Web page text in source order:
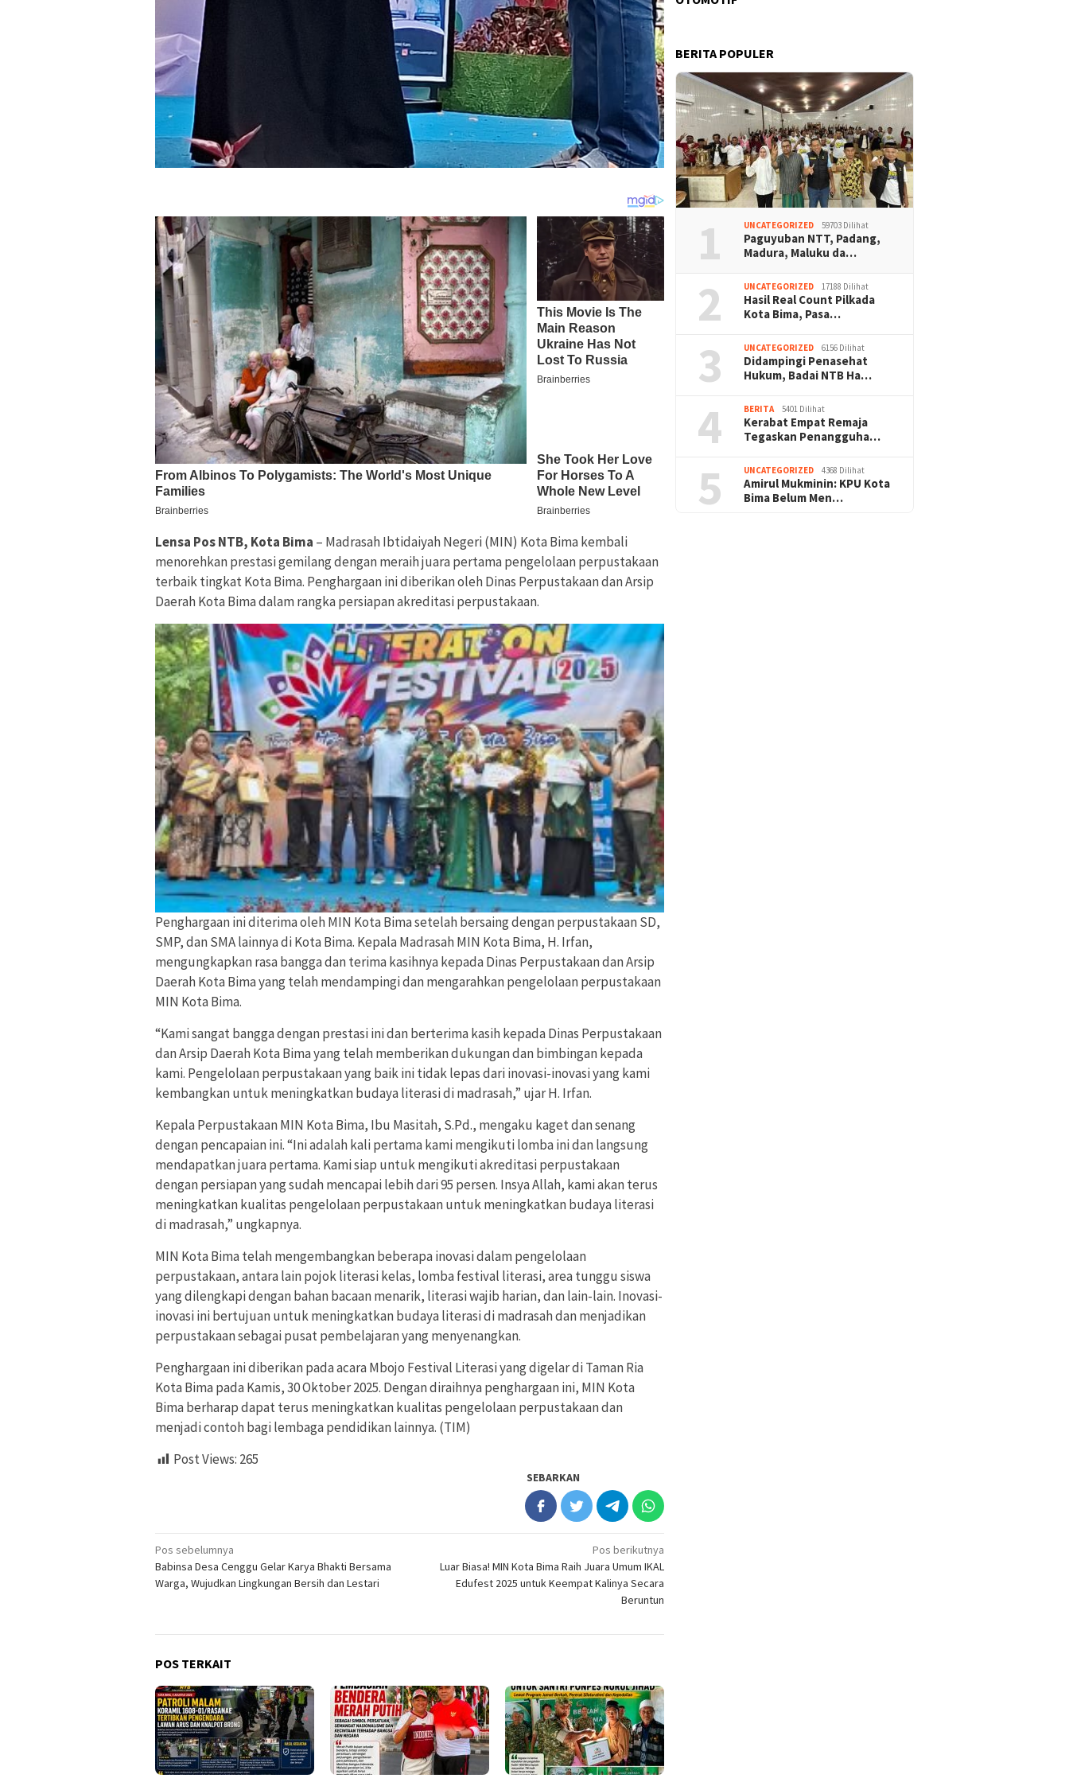
Lensa Pos NTB, Kota Bima – Madrasah Ibtidaiyah Negeri (MIN) Kota Bima kembali
menorehkan prestasi gemilang dengan meraih juara pertama pengelolaan perpustakaan
terbaik tingkat Kota Bima. Penghargaan ini diberikan oleh Dinas Perpustakaan dan Arsip
Daerah Kota Bima dalam rangka persiapan akreditasi perpustakaan.
Penghargaan ini diterima oleh MIN Kota Bima setelah bersaing dengan perpustakaan SD,
SMP, dan SMA lainnya di Kota Bima. Kepala Madrasah MIN Kota Bima, H. Irfan,
mengungkapkan rasa bangga dan terima kasihnya kepada Dinas Perpustakaan dan Arsip
Daerah Kota Bima yang telah mendampingi dan mengarahkan pengelolaan perpustakaan
MIN Kota Bima.
“Kami sangat bangga dengan prestasi ini dan berterima kasih kepada Dinas Perpustakaan
dan Arsip Daerah Kota Bima yang telah memberikan dukungan dan bimbingan kepada
kami. Pengelolaan perpustakaan yang baik ini tidak lepas dari inovasi-inovasi yang kami
kembangkan untuk meningkatkan budaya literasi di madrasah,” ujar H. Irfan.
Kepala Perpustakaan MIN Kota Bima, Ibu Masitah, S.Pd., mengaku kaget dan senang
dengan pencapaian ini. “Ini adalah kali pertama kami mengikuti lomba ini dan langsung
mendapatkan juara pertama. Kami siap untuk mengikuti akreditasi perpustakaan
dengan persiapan yang sudah mencapai lebih dari 95 persen. Insya Allah, kami akan terus
meningkatkan kualitas pengelolaan perpustakaan untuk meningkatkan budaya literasi
di madrasah,” ungkapnya.
MIN Kota Bima telah mengembangkan beberapa inovasi dalam pengelolaan
perpustakaan, antara lain pojok literasi kelas, lomba festival literasi, area tunggu siswa
yang dilengkapi dengan bahan bacaan menarik, literasi wajib harian, dan lain-lain. Inovasi-
inovasi ini bertujuan untuk meningkatkan budaya literasi di madrasah dan menjadikan
perpustakaan sebagai pusat pembelajaran yang menyenangkan.
Penghargaan ini diberikan pada acara Mbojo Festival Literasi yang digelar di Taman Ria
Kota Bima pada Kamis, 30 Oktober 2025. Dengan diraihnya penghargaan ini, MIN Kota
Bima berharap dapat terus meningkatkan kualitas pengelolaan perpustakaan dan
menjadi contoh bagi lembaga pendidikan lainnya. (TIM)
Post Views: 265
SEBARKAN
Navigasi
pos
Pos sebelumnya
Babinsa Desa Cenggu Gelar Karya Bhakti Bersama
Warga, Wujudkan Lingkungan Bersih dan Lestari
Pos berikutnya
Luar Biasa! MIN Kota Bima Raih Juara Umum IKAL
Edufest 2025 untuk Keempat Kalinya Secara
Beruntun
POS TERKAIT
BERITA POPULER
1 UNCATEGORIZED 59703 Dilihat
Paguyuban NTT, Padang,
Madura, Maluku da…
2 UNCATEGORIZED 17188 Dilihat
Hasil Real Count Pilkada
Kota Bima, Pasa…
3 UNCATEGORIZED 6156 Dilihat
Didampingi Penasehat
Hukum, Badai NTB Ha…
4 BERITA 5401 Dilihat
Kerabat Empat Remaja
Tegaskan Penangguha…
5 UNCATEGORIZED 4368 Dilihat
Amirul Mukminin: KPU Kota
Bima Belum Men…